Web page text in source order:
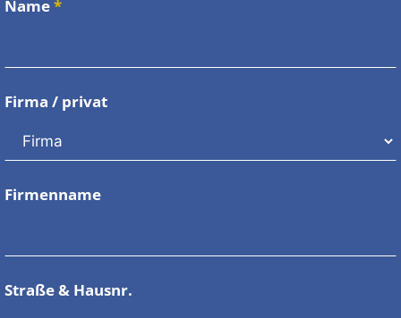
Name*
Firma / privat
Firmenname
Straße & Hausnr.